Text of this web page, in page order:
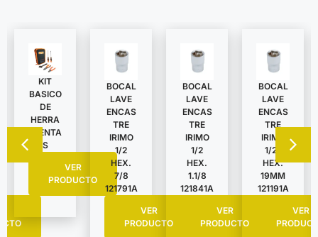
KIT
BASICO
DE
HERRA
MIENTA
S
VER
PRODUCTO
BOCAL
LAVE
ENCAS
TRE
IRIMO
1/2
HEX.
7/8
121791A
VER
PRODUCTO
BOCAL
LAVE
ENCAS
TRE
IRIMO
1/2
HEX.
1.1/8
121841A
VER
PRODUCTO
BOCAL
LAVE
ENCAS
TRE
IRIMO
1/2″
HEX.
19MM
121191A
VER